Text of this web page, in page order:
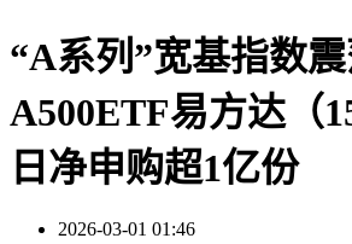
“A系列”宽基指数震
A500ETF易方达（
日净申购超1亿份
2026-03-01 01:46